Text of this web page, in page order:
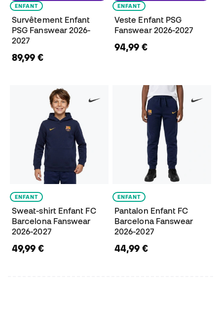
ENFANT
Survêtement Enfant
PSG Fanswear 2026-
2027
89,99 €
ENFANT
Veste Enfant PSG
Fanswear 2026-2027
94,99 €
ENFANT
Sweat-shirt Enfant FC
Barcelona Fanswear
2026-2027
49,99 €
ENFANT
Pantalon Enfant FC
Barcelona Fanswear
2026-2027
44,99 €